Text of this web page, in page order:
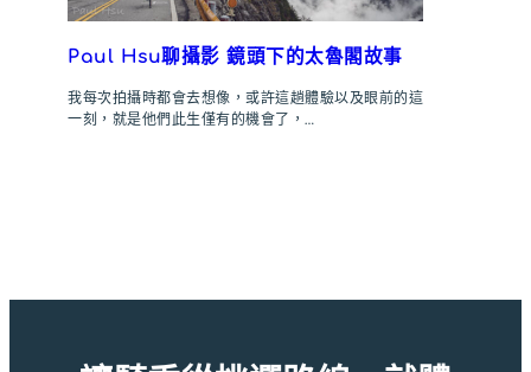
Paul Hsu聊攝影 鏡頭下的太魯閣故事
我每次拍攝時都會去想像，或許這趟體驗以及眼前的這
一刻，就是他們此生僅有的機會了，…